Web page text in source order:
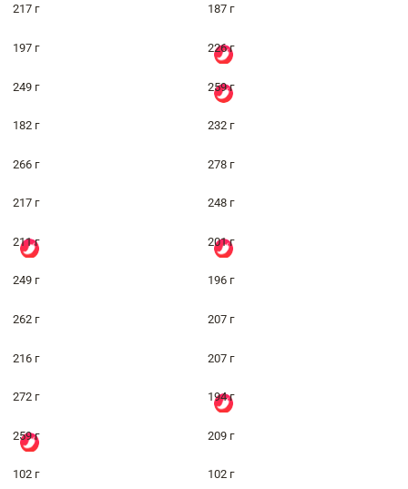
217 г 187 г
197 г 226 г
249 г 259 г
182 г 232 г
266 г 278 г
217 г 248 г
211 г 201 г
249 г 196 г
262 г 207 г
216 г 207 г
272 г 194 г
259 г 209 г
102 г 102 г